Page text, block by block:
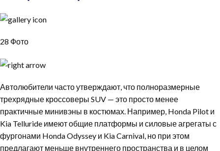
28 Фото
Автолюбители часто утверждают, что полноразмерные
трехрядные кроссоверы SUV — это просто менее
практичные минивэны в костюмах. Например, Honda Pilot и
Kia Telluride имеют общие платформы и силовые агрегаты с
фургонами Honda Odyssey и Kia Carnival, но при этом
предлагают меньше внутреннего пространства и в целом